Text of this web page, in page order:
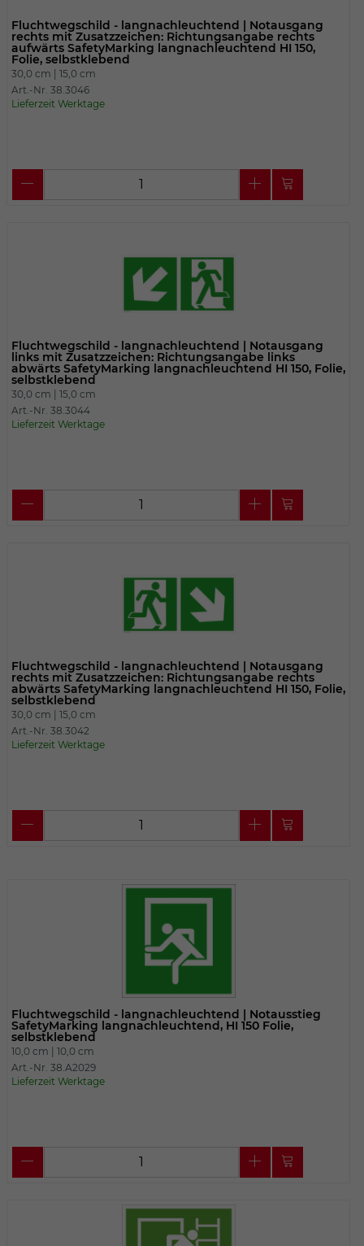
Fluchtwegschild - langnachleuchtend | Notausgang
rechts mit Zusatzzeichen: Richtungsangabe rechts
aufwärts SafetyMarking langnachleuchtend HI 150,
Folie, selbstklebend
30,0 cm | 15,0 cm
Art.-Nr. 38.3046
Lieferzeit Werktage
Fluchtwegschild - langnachleuchtend | Notausgang
links mit Zusatzzeichen: Richtungsangabe links
abwärts SafetyMarking langnachleuchtend HI 150, Folie,
selbstklebend
30,0 cm | 15,0 cm
Art.-Nr. 38.3044
Lieferzeit Werktage
Fluchtwegschild - langnachleuchtend | Notausgang
rechts mit Zusatzzeichen: Richtungsangabe rechts
abwärts SafetyMarking langnachleuchtend HI 150, Folie,
selbstklebend
30,0 cm | 15,0 cm
Art.-Nr. 38.3042
Lieferzeit Werktage
Fluchtwegschild - langnachleuchtend | Notausstieg
SafetyMarking langnachleuchtend, HI 150 Folie,
selbstklebend
10,0 cm | 10,0 cm
Art.-Nr. 38.A2029
Lieferzeit Werktage